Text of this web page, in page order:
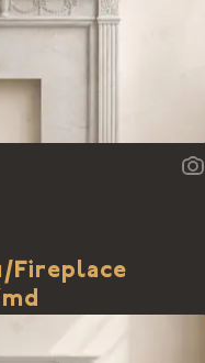
Fireplace